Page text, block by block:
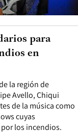
la región de
Avello, Chiqui
de la música como
cuyas
los incendios.
para
en